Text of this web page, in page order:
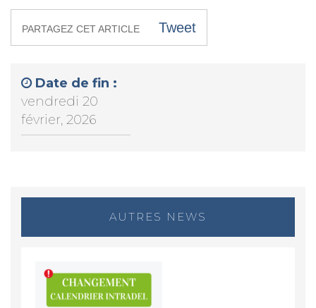
PARTAGEZ CET ARTICLE Tweet
Date de fin :
vendredi 20
février, 2026
AUTRES NEWS